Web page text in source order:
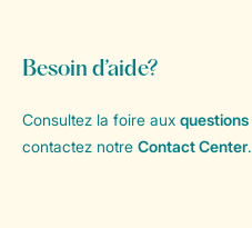
Besoin d’aide?
Consultez la foire aux questions
contactez notre Contact Center.